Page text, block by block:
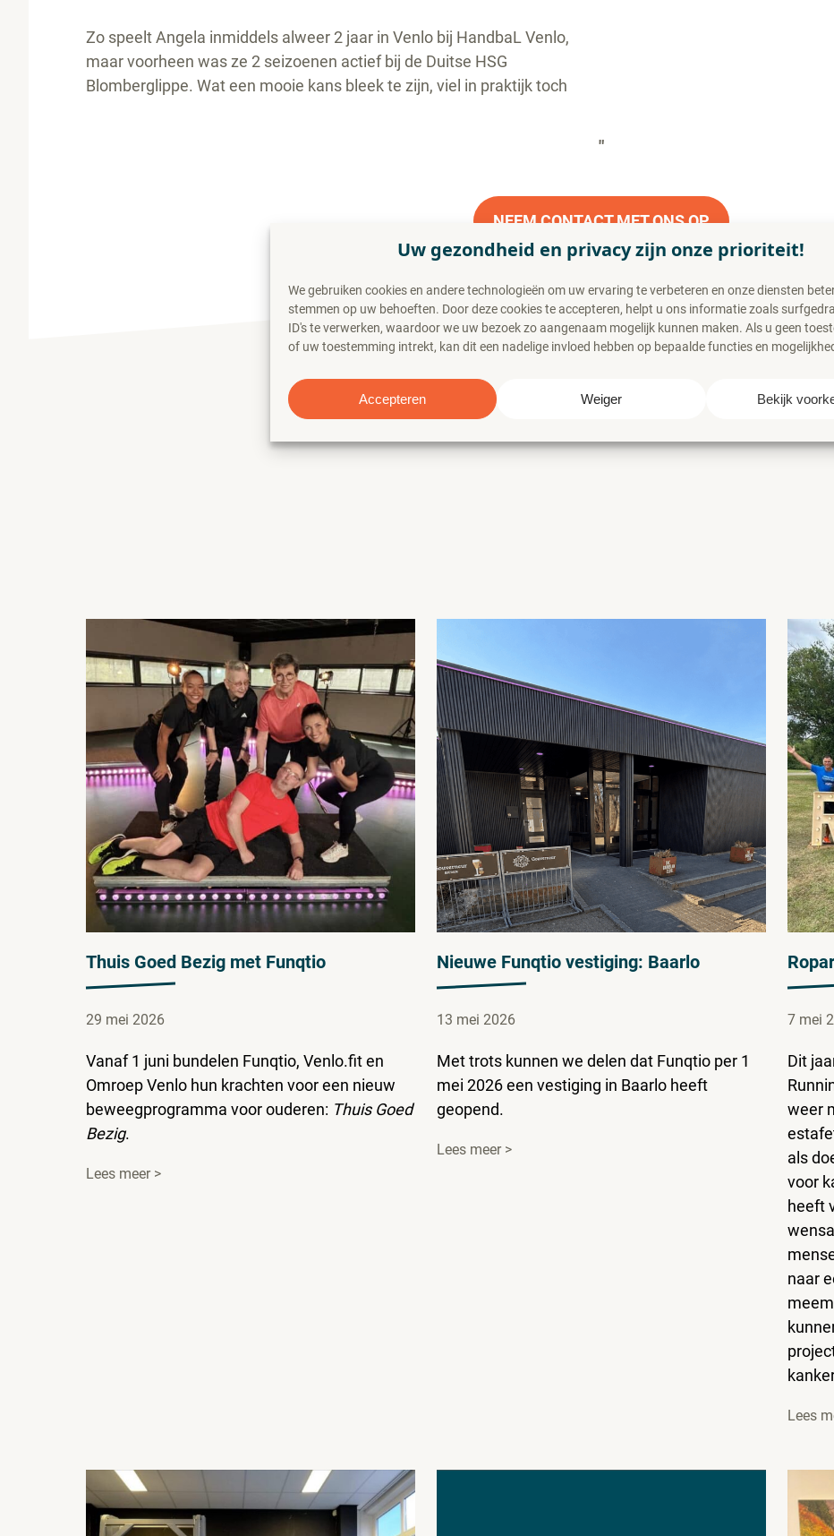
Uw gezondheid en privacy zijn onze prioriteit!
We gebruiken cookies en andere technologieën om uw ervaring te verbeteren en onze diensten
stemmen op uw behoeften. Door deze cookies te accepteren, helpt u ons informatie zoals
ID's te verwerken, waardoor we uw bezoek zo aangenaam mogelijk kunnen maken. Als u geen
of uw toestemming intrekt, kan dit een nadelige invloed hebben op bepaalde functies en
Accepteren Weiger Bekijk
Zo speelt Angela inmiddels alweer 2 jaar in Venlo bij HandbaL Venlo,
maar voorheen was ze 2 seizoenen actief bij de Duitse HSG
Blomberglippe. Wat een mooie kans bleek te zijn, viel in praktijk toch
"
NEEM CONTACT MET ONS OP
Thuis Goed Bezig met Funqtio
29 mei 2026
Vanaf 1 juni bundelen Funqtio, Venlo.fit en
Omroep Venlo hun krachten voor een nieuw
beweegprogramma voor ouderen: Thuis Goed
Bezig.
Lees meer >
Nieuwe Funqtio vestiging: Baarlo
13 mei 2026
Met trots kunnen we delen dat Funqtio per 1
mei 2026 een vestiging in Baarlo heeft
geopend.
Lees meer >
7 mei
Dit
weer
als
voor
heeft
naar
Lees